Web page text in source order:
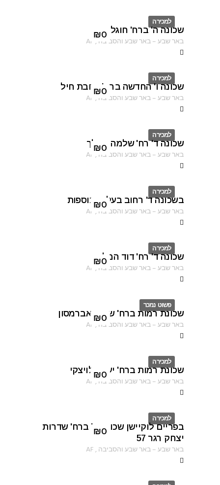
למכירה
ID
₪0
שכונה ה' ברח' חוגלה
באר שבע–באר שבע והסביבה ,
AF
למכירה
ID
₪0
שכונה ו' החדשה ברח' רחבת חיל
באר שבע–באר שבע והסביבה ,
AF
למכירה
ID
₪0
שכונה ד' רח' שלמה המלך
באר שבע–באר שבע והסביבה ,
AF
למכירה
ID
₪0
בשכונה ד' רחוב בעלי התוספות
באר שבע–באר שבע והסביבה ,
AF
למכירה
ID
₪0
שכונה ד' רח' דוד המלך
באר שבע–באר שבע והסביבה ,
AF
פשוט נמכר
ID
₪0
שכונת רמות ברח' שרגא אברמסון
באר שבע–באר שבע והסביבה ,
AF
למכירה
ID
₪0
שכונת רמות ברח' יעקב לויצקי
באר שבע–באר שבע והסביבה ,
AF
למכירה
ID
₪0
בפריים לוקיישן שכונה ב' ברח' שדרות
יצחק רגר 57
באר שבע–באר שבע והסביבה ,
AF